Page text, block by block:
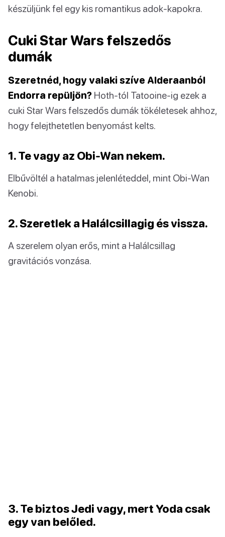
készüljünk fel egy kis romantikus adok-kapokra.
Cuki Star Wars felszedős
dumák
Szeretnéd, hogy valaki szíve Alderaanból
Endorra repüljön? Hoth-tól Tatooine-ig ezek a
cuki Star Wars felszedős dumák tökéletesek ahhoz,
hogy felejthetetlen benyomást kelts.
1. Te vagy az Obi-Wan nekem.
Elbűvöltél a hatalmas jelenléteddel, mint Obi-Wan
Kenobi.
2. Szeretlek a Halálcsillagig és vissza.
A szerelem olyan erős, mint a Halálcsillag
gravitációs vonzása.
3. Te biztos Jedi vagy, mert Yoda csak
egy van belőled.